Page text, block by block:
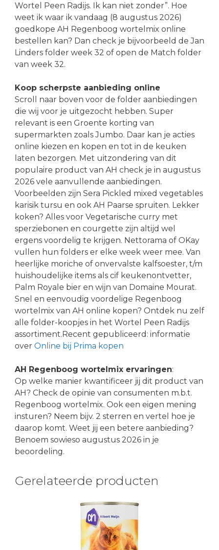
Wortel Peen Radijs. Ik kan niet zonder”. Hoe
weet ik waar ik vandaag (8 augustus 2026)
goedkope AH Regenboog wortelmix online
bestellen kan? Dan check je bijvoorbeeld de Jan
Linders folder week 32 of open de Match folder
van week 32.
Koop scherpste aanbieding online
Scroll naar boven voor de folder aanbiedingen
die wij voor je uitgezocht hebben. Super
relevant is een Groente korting van
supermarkten zoals Jumbo. Daar kan je acties
online kiezen en kopen en tot in de keuken
laten bezorgen. Met uitzondering van dit
populaire product van AH check je in augustus
2026 vele aanvullende aanbiedingen.
Voorbeelden zijn Sera Pickled mixed vegetables
karisik tursu en ook AH Paarse spruiten. Lekker
koken? Alles voor Vegetarische curry met
sperziebonen en courgette zijn altijd wel
ergens voordelig te krijgen. Nettorama of OKay
vullen hun folders er elke week weer mee. Van
heerlijke moriche of onvervalste kalfsoester, t/m
huishoudelijke items als cif keukenontvetter,
Palm Royale bier en wijn van Domaine Mourat.
Snel en eenvoudig voordelige Regenboog
wortelmix van AH online kopen? Ontdek nu zelf
alle folder-koopjes in het Wortel Peen Radijs
assortiment.Recent gepubliceerd: informatie
over Online bij Prima kopen
AH Regenboog wortelmix ervaringen:
Op welke manier kwantificeer jij dit product van
AH? Check de opinie van consumenten m.b.t.
Regenboog wortelmix. Ook een eigen mening
insturen? Neem bijv. 2 sterren en vertel hoe je
daarop komt. Weet jij een betere aanbieding?
Benoem sowieso augustus 2026 in je
beoordeling.
Gerelateerde producten